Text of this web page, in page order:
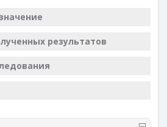
результатов